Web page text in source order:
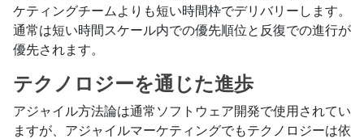
ケティングチームよりも短い時間枠でデリバリーします。
通常は短い時間スケール内での優先順位と反復での進行が
優先されます。
テクノロジーを通じた進歩
アジャイル方法論は通常ソフトウェア開発で使用されてい
ますが、アジャイルマーケティングでもテクノロジーは依